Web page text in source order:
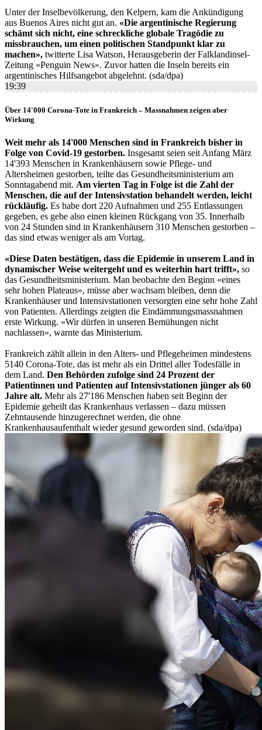
Unter der Inselbevölkerung, den Kelpern, kam die Ankündigung
aus Buenos Aires nicht gut an. «Die argentinische Regierung
schämt sich nicht, eine schreckliche globale Tragödie zu
missbrauchen, um einen politischen Standpunkt klar zu
machen», twitterte Lisa Watson, Herausgeberin der Falklandinsel-
Zeitung «Penguin News». Zuvor hatten die Inseln bereits ein
argentinisches Hilfsangebot abgelehnt. (sda/dpa)
19:39
Über 14'000 Corona-Tote in Frankreich – Massnahmen zeigen aber
Wirkung
Weit mehr als 14'000 Menschen sind in Frankreich bisher in
Folge von Covid-19 gestorben. Insgesamt seien seit Anfang März
14'393 Menschen in Krankenhäusern sowie Pflege- und
Altersheimen gestorben, teilte das Gesundheitsministerium am
Sonntagabend mit. Am vierten Tag in Folge ist die Zahl der
Menschen, die auf der Intensivstation behandelt werden, leicht
rückläufig. Es habe dort 220 Aufnahmen und 255 Entlassungen
gegeben, es gebe also einen kleinen Rückgang von 35. Innerhalb
von 24 Stunden sind in Krankenhäusern 310 Menschen gestorben –
das sind etwas weniger als am Vortag.
«Diese Daten bestätigen, dass die Epidemie in unserem Land in
dynamischer Weise weitergeht und es weiterhin hart trifft», so
das Gesundheitsministerium. Man beobachte den Beginn «eines
sehr hohen Plateaus», müsse aber wachsam bleiben, denn die
Krankenhäuser und Intensivstationen versorgten eine sehr hohe Zahl
von Patienten. Allerdings zeigten die Eindämmungsmassnahmen
erste Wirkung. «Wir dürfen in unseren Bemühungen nicht
nachlassen», warnte das Ministerium.
Frankreich zählt allein in den Alters- und Pflegeheimen mindestens
5140 Corona-Tote, das ist mehr als ein Drittel aller Todesfälle in
dem Land. Den Behörden zufolge sind 24 Prozent der
Patientinnen und Patienten auf Intensivstationen jünger als 60
Jahre alt. Mehr als 27'186 Menschen haben seit Beginn der
Epidemie geheilt das Krankenhaus verlassen – dazu müssen
Zehntausende hinzugerechnet werden, die ohne
Krankenhausaufenthalt wieder gesund geworden sind. (sda/dpa)